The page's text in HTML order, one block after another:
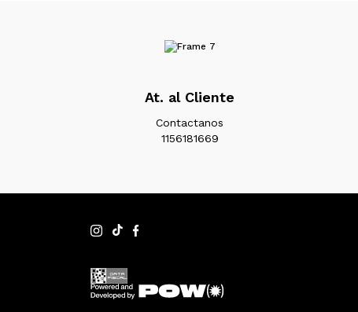
At. al Cliente
Contactanos
1156181669